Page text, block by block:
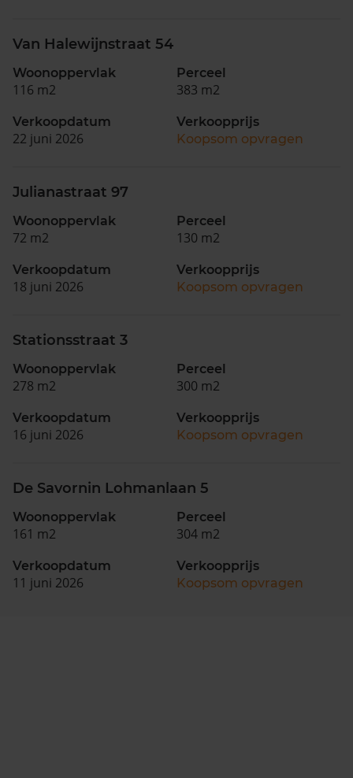
Van Halewijnstraat 54
Woonoppervlak
116 m2
Perceel
383 m2
Verkoopdatum
22 juni 2026
Verkoopprijs
Koopsom opvragen
Julianastraat 97
Woonoppervlak
72 m2
Perceel
130 m2
Verkoopdatum
18 juni 2026
Verkoopprijs
Koopsom opvragen
Stationsstraat 3
Woonoppervlak
278 m2
Perceel
300 m2
Verkoopdatum
16 juni 2026
Verkoopprijs
Koopsom opvragen
De Savornin Lohmanlaan 5
Woonoppervlak
161 m2
Perceel
304 m2
Verkoopdatum
11 juni 2026
Verkoopprijs
Koopsom opvragen